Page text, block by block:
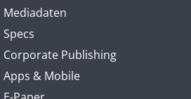
Mediadaten
Specs
Corporate Publishing
Apps & Mobile